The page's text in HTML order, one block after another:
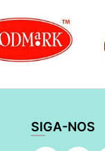
SIGA-NOS